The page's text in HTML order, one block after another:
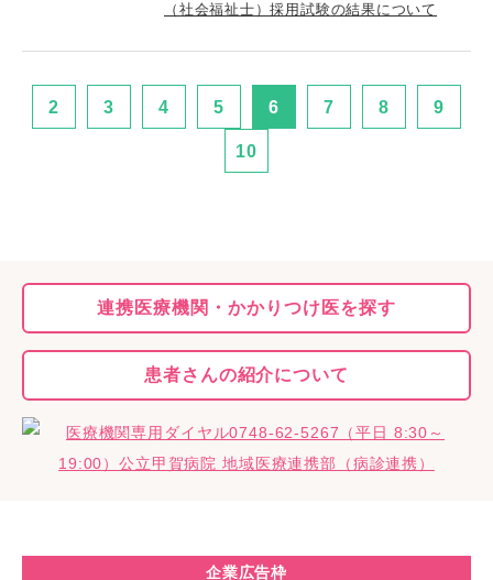
（社会福祉士）採用試験の結果について
2 3 4 5 6 7 8 9
10
連携医療機関・かかりつけ医を探す
患者さんの紹介について
企業広告枠